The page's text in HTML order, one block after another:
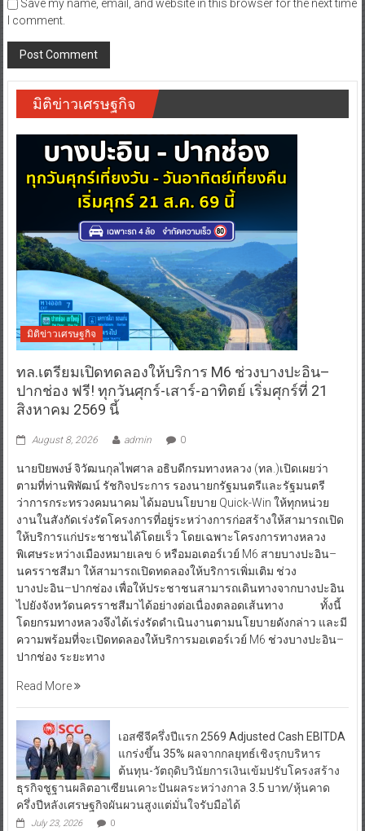
Save my name, email, and website in this browser for the next time
I comment.
มิติข่าวเศรษฐกิจ
มิติข่าวเศรษฐกิจ
ทล.เตรียมเปิดทดลองให้บริการ M6 ช่วงบางปะอิน–
ปากช่อง ฟรี! ทุกวันศุกร์-เสาร์-อาทิตย์ เริ่มศุกร์ที่ 21
สิงหาคม 2569 นี้
August 8, 2026 admin 0
นายปิยพงษ์ จิวัฒนกุลไพศาล อธิบดีกรมทางหลวง (ทล.)เปิดเผยว่า
ตามที่ท่านพิพัฒน์ รัชกิจประการ รองนายกรัฐมนตรีและรัฐมนตรี
ว่าการกระทรวงคมนาคม ได้มอบนโยบาย Quick-Win ให้ทุกหน่วย
งานในสังกัดเร่งรัดโครงการที่อยู่ระหว่างการก่อสร้างให้สามารถเปิด
ให้บริการแก่ประชาชนได้โดยเร็ว โดยเฉพาะโครงการทางหลวง
พิเศษระหว่างเมืองหมายเลข 6 หรือมอเตอร์เวย์ M6 สายบางปะอิน–
นครราชสีมา ให้สามารถเปิดทดลองให้บริการเพิ่มเติม ช่วง
บางปะอิน–ปากช่อง เพื่อให้ประชาชนสามารถเดินทางจากบางปะอิน
ไปยังจังหวัดนครราชสีมาได้อย่างต่อเนื่องตลอดเส้นทาง ทั้งนี้
โดยกรมทางหลวงจึงได้เร่งรัดดำเนินงานตามนโยบายดังกล่าว และมี
ความพร้อมที่จะเปิดทดลองให้บริการมอเตอร์เวย์ M6 ช่วงบางปะอิน–
ปากช่อง ระยะทาง
Read More
เอสซีจีครึ่งปีแรก 2569 Adjusted Cash EBITDA
แกร่งขึ้น 35% ผลจากกลยุทธ์เชิงรุกบริหาร
ต้นทุน-วัตถุดิบวินัยการเงินเข้มปรับโครงสร้าง
ธุรกิจชูฐานผลิตอาเซียนเคาะปันผลระหว่างกาล 3.5 บาท/หุ้นคาด
ครึ่งปีหลังเศรษฐกิจผันผวนสูงแต่มั่นใจรับมือได้
July 23, 2026 0